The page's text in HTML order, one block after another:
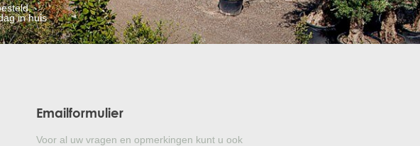
in huis
Emailformulier
Voor al uw vragen en opmerkingen kunt u ook